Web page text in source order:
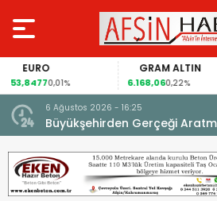
EURO
53,84770,01%
GRAM ALTIN
6.168,060,22%
6 Ağustos 2026 - 16:25
Büyükşehirden Gerçeği
Kurtarma Tatbikatı.